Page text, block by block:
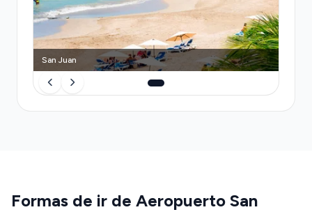
San Juan
Formas de ir de Aeropuerto San